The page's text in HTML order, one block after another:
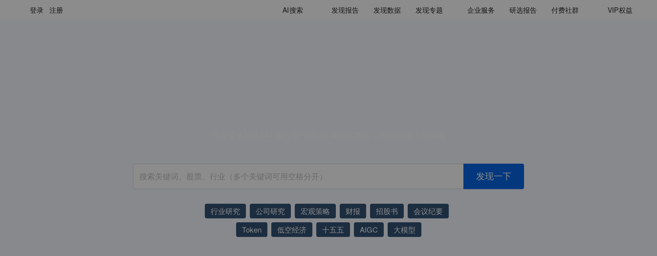
登录 注册 AI搜索 发现报告 发现数据 发现专题 企业服务 研选报告 付费社群 VIP权益
发现一下
行业研究 公司研究 宏观策略 财报 招股书
会议纪要
Token
低空经济 十五五 AIGC 大模型